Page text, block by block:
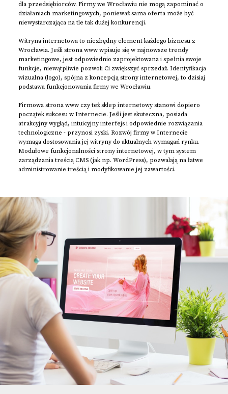
dla przedsiębiorców. Firmy we Wrocławiu nie mogą zapominać o
działaniach marketingowych, ponieważ sama oferta może być
niewystarczająca na tle tak dużej konkurencji.
Witryna internetowa to niezbędny element każdego biznesu z
Wrocławia. Jeśli strona www wpisuje się w najnowsze trendy
marketingowe, jest odpowiednio zaprojektowana i spełnia swoje
funkcje, niewątpliwie pozwoli Ci zwiększyć sprzedaż. Identyfikacja
wizualna (logo), spójna z koncepcją strony internetowej, to dzisiaj
podstawa funkcjonowania firmy we Wrocławiu.
Firmowa strona www czy też sklep internetowy stanowi dopiero
początek sukcesu w Internecie. Jeśli jest skuteczna, posiada
atrakcyjny wygląd, intuicyjny interfejs i odpowiednie rozwiązania
technologiczne - przynosi zyski. Rozwój firmy w Internecie
wymaga dostosowania jej witryny do aktualnych wymagań rynku.
Modułowe funkcjonalności strony internetowej, w tym system
zarządzania treścią CMS (jak np. WordPress), pozwalają na łatwe
administrowanie treścią i modyfikowanie jej zawartości.